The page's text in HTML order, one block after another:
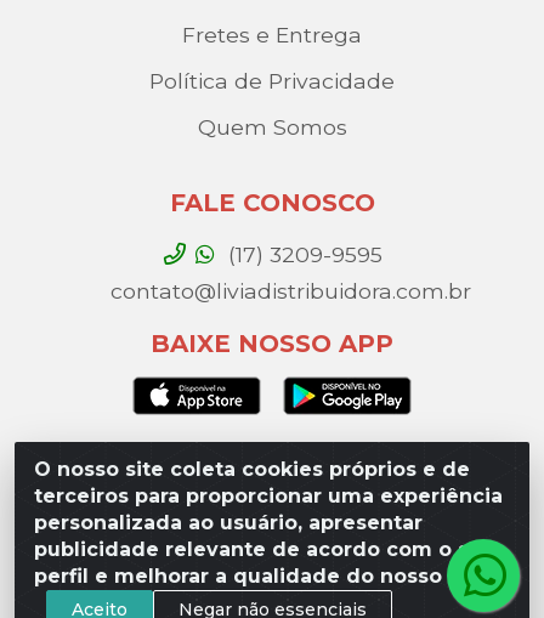
O nosso site coleta cookies próprios e de
terceiros para proporcionar uma experiência
personalizada ao usuário, apresentar
publicidade relevante de acordo com o seu
perfil e melhorar a qualidade do nosso site.
Aceito Negar não essenciais
Fretes e Entrega
Política de Privacidade
Quem Somos
FALE CONOSCO
(17) 3209-9595
contato@liviadistribuidora.com.br
BAIXE NOSSO APP
Lívia Distribuidora - Av. Percy Gandini, 329 – Vila
Toninho, São José do Rio Preto / SP - CEP 15077-
000 - CNPJ 49.975.923/0003-10